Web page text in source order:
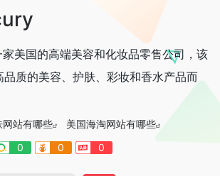
美国的高端美容和化妆品零售公司，该
质的美容、护肤、彩妆和香水产品而
站有哪些
美国海淘网站有哪些
0 0 0